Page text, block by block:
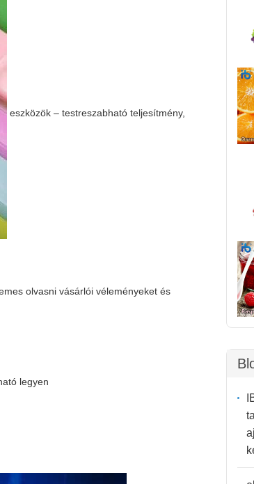
eszközök – testreszabható teljesítmény,
olvasni vásárlói véleményeket és
legyen